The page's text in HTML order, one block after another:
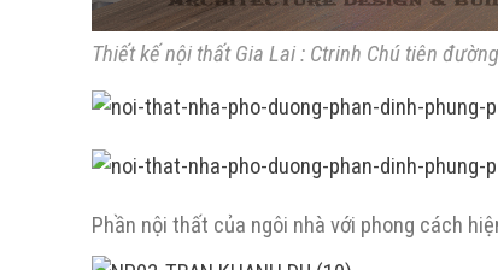
Thiết kế nội thất Gia Lai : Ctrinh Chú tiên
Phần nội thất của ngôi nhà với phong cách